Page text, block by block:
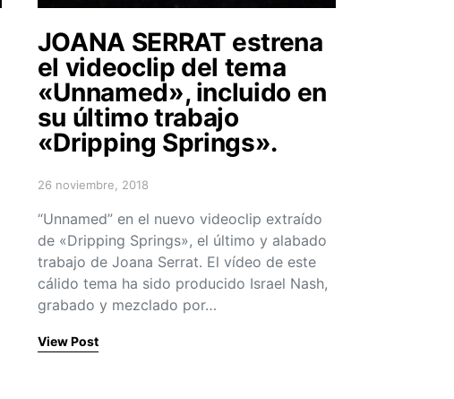
JOANA SERRAT estrena
el videoclip del tema
«Unnamed», incluido en
su último trabajo
«Dripping Springs».
Posted on
26 noviembre, 2018
“Unnamed” en el nuevo videoclip extraído
de «Dripping Springs», el último y alabado
trabajo de Joana Serrat. El vídeo de este
cálido tema ha sido producido Israel Nash,
grabado y mezclado por…
View Post